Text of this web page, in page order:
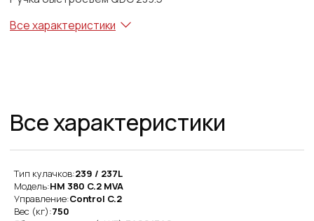
Тип кулачков:239 / 237L
Модель:HM 380 C.2 MVA
Управление:Control C.2
Вес (кг):750
Преимущества работы
с нами